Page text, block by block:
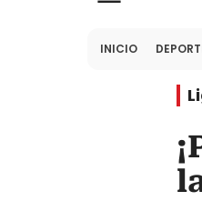
INICIO